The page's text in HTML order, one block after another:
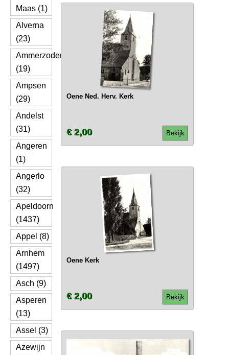
Maas (1)
Alverna
(23)
Ammerzoden
(19)
Ampsen
(29)
Andelst
(31)
Angeren
(1)
Angerlo
(32)
Apeldoorn
(1437)
Appel (8)
Arnhem
(1497)
Asch (9)
Asperen
(13)
Assel (3)
Azewijn
Oene Ned. Herv. Kerk
Bekijk
€ 2,00
Oene Kerk
Bekijk
€ 2,00